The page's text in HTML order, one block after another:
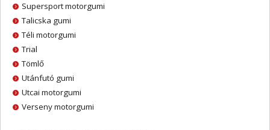
Supersport motorgumi
Talicska gumi
Téli motorgumi
Trial
Tömlő
Utánfutó gumi
Utcai motorgumi
Verseny motorgumi